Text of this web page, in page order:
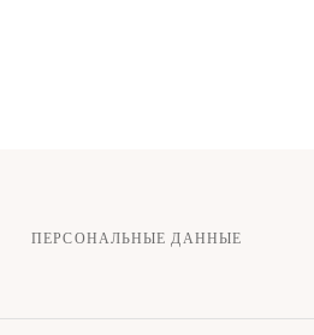
ПЕРСОНАЛЬНЫЕ ДАННЫЕ